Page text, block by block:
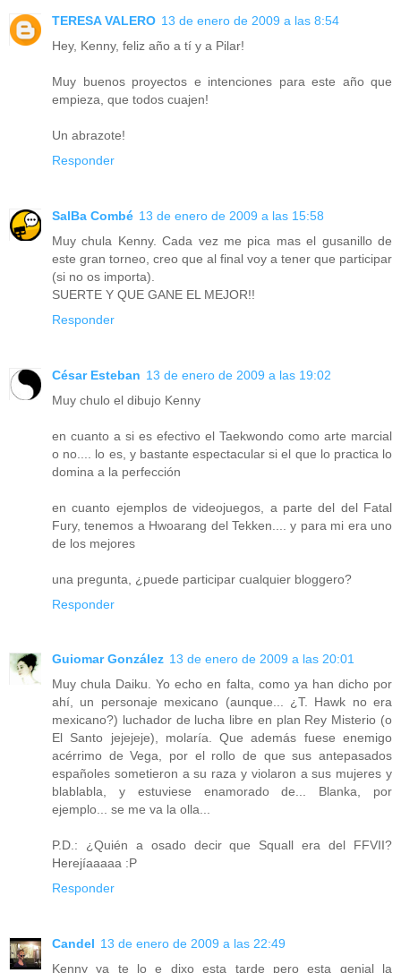
TERESA VALERO 13 de enero de 2009 a las 8:54
Hey, Kenny, feliz año a tí y a Pilar!
Muy buenos proyectos e intenciones para este año que
empieza, que todos cuajen!
Un abrazote!
Responder
SalBa Combé 13 de enero de 2009 a las 15:58
Muy chula Kenny. Cada vez me pica mas el gusanillo de
este gran torneo, creo que al final voy a tener que participar
(si no os importa).
SUERTE Y QUE GANE EL MEJOR!!
Responder
César Esteban 13 de enero de 2009 a las 19:02
Muy chulo el dibujo Kenny
en cuanto a si es efectivo el Taekwondo como arte marcial
o no.... lo es, y bastante espectacular si el que lo practica lo
domina a la perfección
en cuanto ejemplos de videojuegos, a parte del del Fatal
Fury, tenemos a Hwoarang del Tekken.... y para mi era uno
de los mejores
una pregunta, ¿puede participar cualquier bloggero?
Responder
Guiomar González 13 de enero de 2009 a las 20:01
Muy chula Daiku. Yo echo en falta, como ya han dicho por
ahí, un personaje mexicano (aunque... ¿T. Hawk no era
mexicano?) luchador de lucha libre en plan Rey Misterio (o
El Santo jejejeje), molaría. Que además fuese enemigo
acérrimo de Vega, por el rollo de que sus antepasados
españoles sometieron a su raza y violaron a sus mujeres y
blablabla, y estuviese enamorado de... Blanka, por
ejemplo... se me va la olla...
P.D.: ¿Quién a osado decir que Squall era del FFVII?
Herejíaaaaa :P
Responder
Candel 13 de enero de 2009 a las 22:49
Kenny ya te lo e dixo esta tarde pero esta genial la